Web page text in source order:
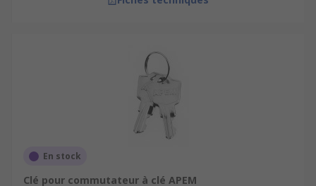
En stock
Clé pour commutateur à clé APEM